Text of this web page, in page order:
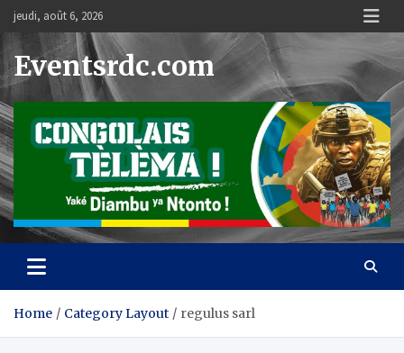
Skip
content
jeudi, août 6, 2026
Eventsrdc.com
Home Category Layout regulus sarl